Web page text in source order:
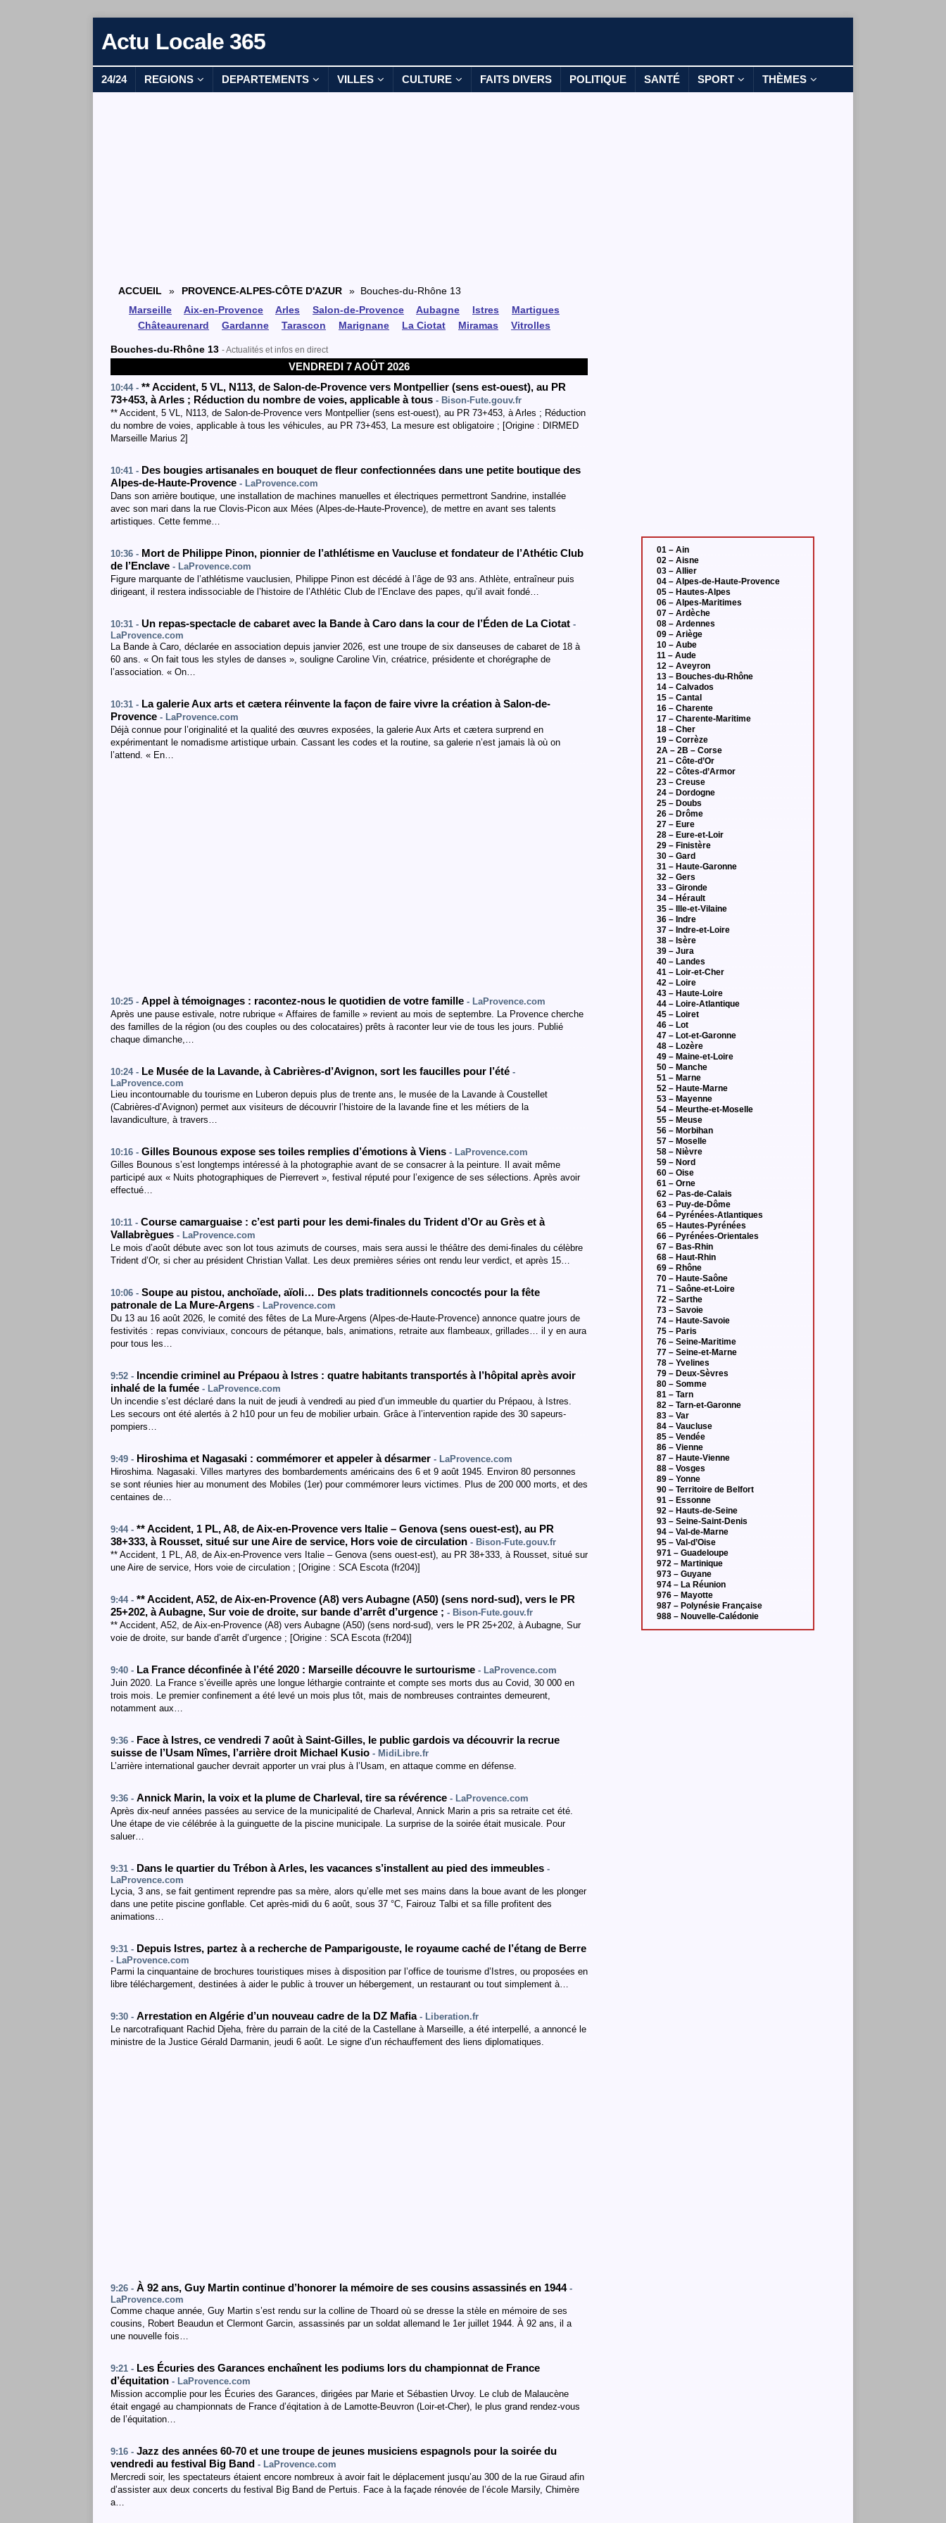
Actu Locale 365
24/24 REGIONS DEPARTEMENTS VILLES CULTURE FAITS DIVERS POLITIQUE SANTÉ SPORT THÈMES
ACCUEIL » PROVENCE-ALPES-CÔTE D'AZUR
» Bouches-du-Rhône 13
Marseille
Aix-en-Provence Arles Salon-de-Provence Aubagne Istres
Martigues
Châteaurenard
Gardanne Tarascon Marignane La Ciotat Miramas Vitrolles
Bouches-du-Rhône 13 - Actualités et infos en direct
VENDREDI 7 AOÛT 2026
10:44 - **Accident, 5 VL, N113, de Salon-de-Provence vers Montpellier (sens est-ouest), au PR
73+453, à Arles ; Réduction du nombre de voies, applicable à tous - Bison-Fute.gouv.fr
** Accident, 5 VL, N113, de Salon-de-Provence vers Montpellier (sens est-ouest), au PR 73+453, à Arles ; Réduction
du nombre de voies, applicable à tous les véhicules, au PR 73+453, La mesure est obligatoire ; [Origine : DIRMED
Marseille Marius 2]
10:41 - Des bougies artisanales en bouquet de fleur confectionnées dans une petite boutique des
Alpes-de-Haute-Provence - LaProvence.com
Dans son arrière boutique, une installation de machines manuelles et électriques permettront Sandrine, installée
avec son mari dans la rue Clovis-Picon aux Mées (Alpes-de-Haute-Provence), de mettre en avant ses talents
artistiques. Cette femme…
10:36 - Mort de Philippe Pinon, pionnier de l’athlétisme en Vaucluse et fondateur de l’Athétic Club
de l’Enclave - LaProvence.com
Figure marquante de l’athlétisme vauclusien, Philippe Pinon est décédé à l’âge de 93 ans. Athlète, entraîneur puis
dirigeant, il restera indissociable de l’histoire de l’Athlétic Club de l’Enclave des papes, qu’il avait fondé…
10:31 - Un repas-spectacle de cabaret avec la Bande à Caro dans la cour de l’Éden de La Ciotat -
LaProvence.com
La Bande à Caro, déclarée en association depuis janvier 2026, est une troupe de six danseuses de cabaret de 18 à
60 ans. « On fait tous les styles de danses », souligne Caroline Vin, créatrice, présidente et chorégraphe de
l’association. « On…
10:31 - La galerie Aux arts et cætera réinvente la façon de faire vivre la création à Salon-de-
Provence - LaProvence.com
Déjà connue pour l’originalité et la qualité des œuvres exposées, la galerie Aux Arts et cætera surprend en
expérimentant le nomadisme artistique urbain. Cassant les codes et la routine, sa galerie n’est jamais là où on
l’attend. « En…
10:25 - Appel à témoignages : racontez-nous le quotidien de votre famille - LaProvence.com
Après une pause estivale, notre rubrique « Affaires de famille » revient au mois de septembre. La Provence cherche
des familles de la région (ou des couples ou des colocataires) prêts à raconter leur vie de tous les jours. Publié
chaque dimanche,…
10:24 - Le Musée de la Lavande, à Cabrières-d’Avignon, sort les faucilles pour l’été -
LaProvence.com
Lieu incontournable du tourisme en Luberon depuis plus de trente ans, le musée de la Lavande à Coustellet
(Cabrières-d’Avignon) permet aux visiteurs de découvrir l’histoire de la lavande fine et les métiers de la
lavandiculture, à travers…
10:16 - Gilles Bounous expose ses toiles remplies d’émotions à Viens - LaProvence.com
Gilles Bounous s’est longtemps intéressé à la photographie avant de se consacrer à la peinture. Il avait même
participé aux « Nuits photographiques de Pierrevert », festival réputé pour l’exigence de ses sélections. Après avoir
effectué…
10:11 - Course camarguaise : c’est parti pour les demi-finales du Trident d’Or au Grès et à
Vallabrègues - LaProvence.com
Le mois d’août débute avec son lot tous azimuts de courses, mais sera aussi le théâtre des demi-finales du célèbre
Trident d’Or, si cher au président Christian Vallat. Les deux premières séries ont rendu leur verdict, et après 15…
10:06 - Soupe au pistou, anchoïade, aïoli… Des plats traditionnels concoctés pour la fête
patronale de La Mure-Argens - LaProvence.com
Du 13 au 16 août 2026, le comité des fêtes de La Mure-Argens (Alpes-de-Haute-Provence) annonce quatre jours de
festivités : repas conviviaux, concours de pétanque, bals, animations, retraite aux flambeaux, grillades… il y en aura
pour tous les…
9:52 - Incendie criminel au Prépaou à Istres : quatre habitants transportés à l’hôpital après avoir
inhalé de la fumée - LaProvence.com
Un incendie s’est déclaré dans la nuit de jeudi à vendredi au pied d’un immeuble du quartier du Prépaou, à Istres.
Les secours ont été alertés à 2 h10 pour un feu de mobilier urbain. Grâce à l’intervention rapide des 30 sapeurs-
pompiers…
9:49 - Hiroshima et Nagasaki : commémorer et appeler à désarmer - LaProvence.com
Hiroshima. Nagasaki. Villes martyres des bombardements américains des 6 et 9 août 1945. Environ 80 personnes
se sont réunies hier au monument des Mobiles (1er) pour commémorer leurs victimes. Plus de 200 000 morts, et des
centaines de…
9:44 - **Accident, 1 PL,A8, de Aix-en-Provence vers Italie – Genova(sens ouest-est), au PR
38+333, à Rousset, situé sur une Aire de service, Hors voie de circulation - Bison-Fute.gouv.fr
** Accident, 1 PL, A8, de Aix-en-Provence vers Italie – Genova (sens ouest-est), au PR 38+333, à Rousset, situé sur
une Aire de service, Hors voie de circulation ; [Origine : SCA Escota (fr204)]
9:44 - **Accident,A52, de Aix-en-Provence (A8) vers Aubagne (A50) (sens nord-sud), vers le PR
25+202, à Aubagne, Sur voie de droite, sur bande d’arrêt d’urgence ; - Bison-Fute.gouv.fr
** Accident, A52, de Aix-en-Provence (A8) vers Aubagne (A50) (sens nord-sud), vers le PR 25+202, à Aubagne, Sur
voie de droite, sur bande d’arrêt d’urgence ; [Origine : SCA Escota (fr204)]
9:40 - La France déconfinée à l’été 2020 : Marseille découvre le surtourisme - LaProvence.com
Juin 2020. La France s’éveille après une longue léthargie contrainte et compte ses morts dus au Covid, 30 000 en
trois mois. Le premier confinement a été levé un mois plus tôt, mais de nombreuses contraintes demeurent,
notamment aux…
9:36 - Face à Istres, ce vendredi 7 août à Saint-Gilles, le public gardois va découvrir la recrue
suisse de l’Usam Nîmes, l’arrière droit Michael Kusio - MidiLibre.fr
L’arrière international gaucher devrait apporter un vrai plus à l’Usam, en attaque comme en défense.
9:36 - Annick Marin, la voix et la plume de Charleval, tire sa révérence - LaProvence.com
Après dix-neuf années passées au service de la municipalité de Charleval, Annick Marin a pris sa retraite cet été.
Une étape de vie célébrée à la guinguette de la piscine municipale. La surprise de la soirée était musicale. Pour
saluer…
9:31 - Dans le quartier du Trébon à Arles, les vacances s’installent au pied des immeubles -
LaProvence.com
Lycia, 3 ans, se fait gentiment reprendre pas sa mère, alors qu’elle met ses mains dans la boue avant de les plonger
dans une petite piscine gonflable. Cet après-midi du 6 août, sous 37 °C, Fairouz Talbi et sa fille profitent des
animations…
9:31 - Depuis Istres, partez à a recherche de Pamparigouste, le royaume caché de l’étang de Berre
- LaProvence.com
Parmi la cinquantaine de brochures touristiques mises à disposition par l’office de tourisme d’Istres, ou proposées en
libre téléchargement, destinées à aider le public à trouver un hébergement, un restaurant ou tout simplement à…
9:30 - Arrestation en Algérie d’un nouveau cadre de la DZ Mafia - Liberation.fr
Le narcotrafiquant Rachid Djeha, frère du parrain de la cité de la Castellane à Marseille, a été interpellé, a annoncé le
ministre de la Justice Gérald Darmanin, jeudi 6 août. Le signe d’un réchauffement des liens diplomatiques.
9:26 - À 92 ans, Guy Martin continue d’honorer la mémoire de ses cousins assassinés en 1944 -
LaProvence.com
Comme chaque année, Guy Martin s’est rendu sur la colline de Thoard où se dresse la stèle en mémoire de ses
cousins, Robert Beaudun et Clermont Garcin, assassinés par un soldat allemand le 1er juillet 1944. À 92 ans, il a
une nouvelle fois…
9:21 - Les Écuries des Garances enchaînent les podiums lors du championnat de France
d’équitation - LaProvence.com
Mission accomplie pour les Écuries des Garances, dirigées par Marie et Sébastien Urvoy. Le club de Malaucène
était engagé au championnats de France d’éqitation à de Lamotte-Beuvron (Loir-et-Cher), le plus grand rendez-vous
de l’équitation…
9:16 - Jazz des années 60-70 et une troupe de jeunes musiciens espagnols pour la soirée du
vendredi au festival Big Band - LaProvence.com
Mercredi soir, les spectateurs étaient encore nombreux à avoir fait le déplacement jusqu’au 300 de la rue Giraud afin
d’assister aux deux concerts du festival Big Band de Pertuis. Face à la façade rénovée de l’école Marsily, Chimère
a…
01 – Ain
02 – Aisne
03 – Allier
04 – Alpes-de-Haute-Provence
05 – Hautes-Alpes
06 – Alpes-Maritimes
07 – Ardèche
08 – Ardennes
09 – Ariège
10 – Aube
11 – Aude
12 – Aveyron
13 – Bouches-du-Rhône
14 – Calvados
15 – Cantal
16 – Charente
17 – Charente-Maritime
18 – Cher
19 – Corrèze
2A – 2B – Corse
21 – Côte-d’Or
22 – Côtes-d’Armor
23 – Creuse
24 – Dordogne
25 – Doubs
26 – Drôme
27 – Eure
28 – Eure-et-Loir
29 – Finistère
30 – Gard
31 – Haute-Garonne
32 – Gers
33 – Gironde
34 – Hérault
35 – Ille-et-Vilaine
36 – Indre
37 – Indre-et-Loire
38 – Isère
39 – Jura
40 – Landes
41 – Loir-et-Cher
42 – Loire
43 – Haute-Loire
44 – Loire-Atlantique
45 – Loiret
46 – Lot
47 – Lot-et-Garonne
48 – Lozère
49 – Maine-et-Loire
50 – Manche
51 – Marne
52 – Haute-Marne
53 – Mayenne
54 – Meurthe-et-Moselle
55 – Meuse
56 – Morbihan
57 – Moselle
58 – Nièvre
59 – Nord
60 – Oise
61 – Orne
62 – Pas-de-Calais
63 – Puy-de-Dôme
64 – Pyrénées-Atlantiques
65 – Hautes-Pyrénées
66 – Pyrénées-Orientales
67 – Bas-Rhin
68 – Haut-Rhin
69 – Rhône
70 – Haute-Saône
71 – Saône-et-Loire
72 – Sarthe
73 – Savoie
74 – Haute-Savoie
75 – Paris
76 – Seine-Maritime
77 – Seine-et-Marne
78 – Yvelines
79 – Deux-Sèvres
80 – Somme
81 – Tarn
82 – Tarn-et-Garonne
83 – Var
84 – Vaucluse
85 – Vendée
86 – Vienne
87 – Haute-Vienne
88 – Vosges
89 – Yonne
90 – Territoire de Belfort
91 – Essonne
92 – Hauts-de-Seine
93 – Seine-Saint-Denis
94 – Val-de-Marne
95 – Val-d’Oise
971 – Guadeloupe
972 – Martinique
973 – Guyane
974 – La Réunion
976 – Mayotte
987 – Polynésie Française
988 – Nouvelle-Calédonie